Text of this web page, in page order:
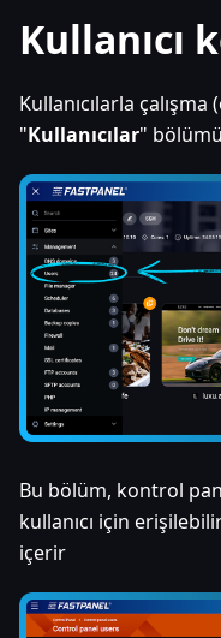
Kullanıcı
Kullanıcılarla
"Kullanıcılar"
Bu bölüm, kontrol
kullanıcı için
içerir